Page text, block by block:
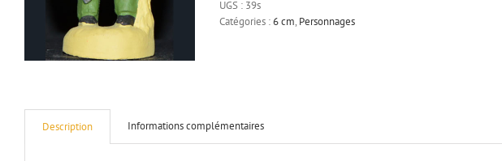
cm
UGS : 39s
Catégories :6 cm, Personnages
Description Informations complémentaires